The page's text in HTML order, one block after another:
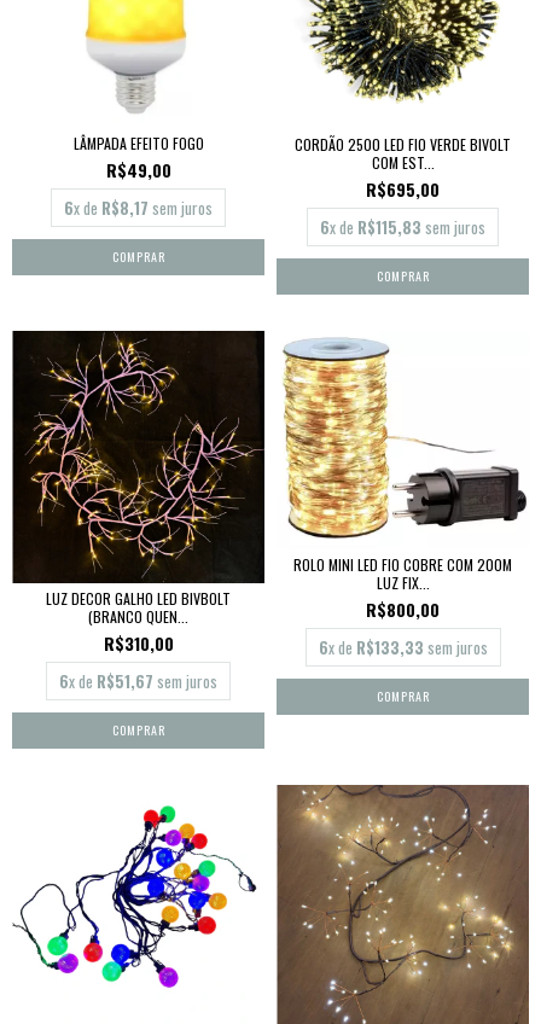
LÂMPADA EFEITO FOGO
R$49,00
6x de R$8,17 sem juros
CORDÃO 2500 LED FIO VERDE BIVOLT
COM EST...
R$695,00
6x de R$115,83 sem juros
LUZ DECOR GALHO LED BIVBOLT
(BRANCO QUEN...
R$310,00
6x de R$51,67 sem juros
ROLO MINI LED FIO COBRE COM 200M
LUZ FIX...
R$800,00
6x de R$133,33 sem juros